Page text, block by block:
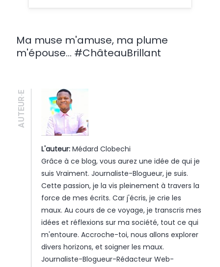
Ma muse m'amuse, ma plume
m'épouse... #ChâteauBrillant
AUTEUR·E
L'auteur: Médard Clobechi
Grâce à ce blog, vous aurez une idée de qui je
suis Vraiment. Journaliste-Blogueur, je suis.
Cette passion, je la vis pleinement à travers la
force de mes écrits. Car j'écris, je crie les
maux. Au cours de ce voyage, je transcris mes
idées et réflexions sur ma société, tout ce qui
m'entoure. Accroche-toi, nous allons explorer
divers horizons, et soigner les maux.
Journaliste-Blogueur-Rédacteur Web-